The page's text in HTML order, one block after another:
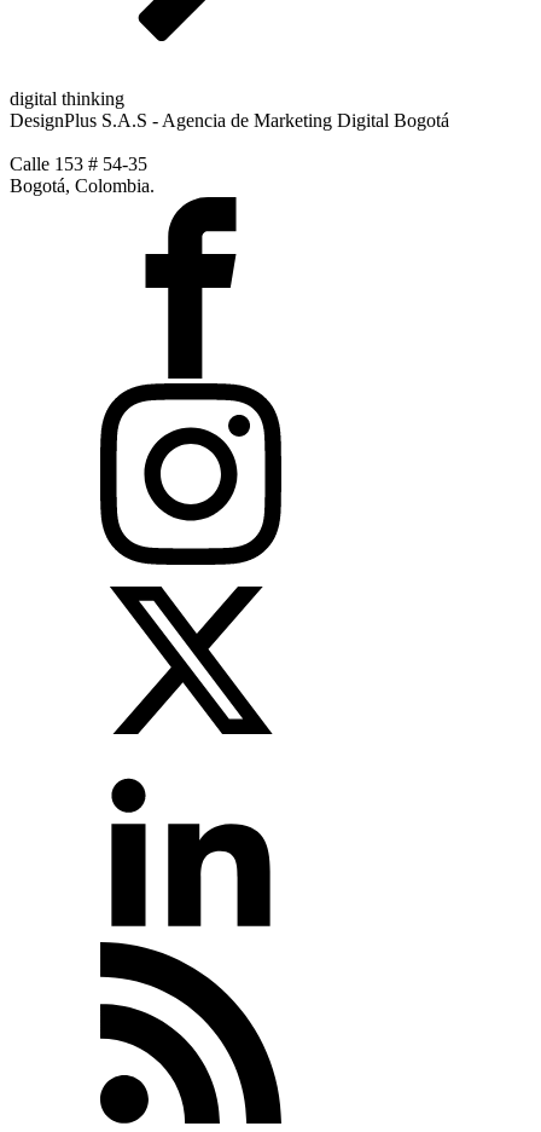
digital thinking
DesignPlus S.A.S - Agencia de Marketing Digital Bogotá
Calle 153 # 54-35
Bogotá, Colombia.